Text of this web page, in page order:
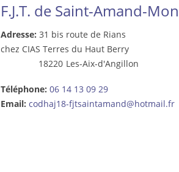
F.J.T. de Saint-Amand-
Adresse: 31 bis route de Rians
chez CIAS Terres du Haut Berry
18220 Les-Aix-d'Angillon
Téléphone: 06 14 13 09 29
Email: codhaj18-fjtsaintamand@hotmail.fr